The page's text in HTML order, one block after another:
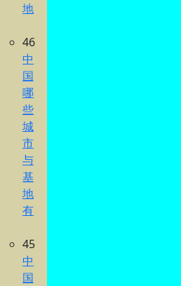
地
46
中
国
哪
些
城
市
与
基
地
有
45
中
国